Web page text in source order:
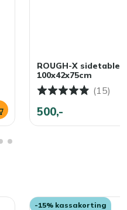
ROUGH-X sidetable
100x42x75cm
(15)
500,-
-15% kassakorting